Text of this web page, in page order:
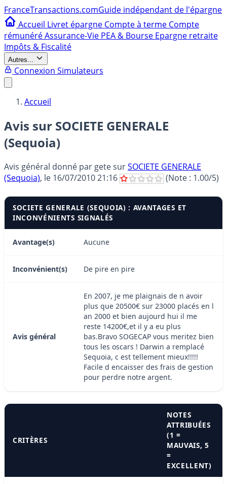
FranceTransactions.comGuide indépendant de l'épargne
Accueil Livret épargne Compte à terme Compte
rémunéréAssurance-Vie PEA & Bourse Epargne retraite
Impôts & Fiscalité
Autres...
Connexion Simulateurs
Accueil
Avis sur SOCIETE GENERALE
(Sequoia)
Avis général donné par getesurSOCIETE GENERALE
(Sequoia), le 16/07/2010 21:16 (Note : 1.00/5)
SOCIETE GENERALE (SEQUOIA) : AVANTAGES ET
INCONVÉNIENTS SIGNALÉS
Avantage(s) Aucune
Inconvénient(s) De pire en pire
Avis général
En 2007, je me plaignais de n avoir
plus que 20500€ sur 23000 placés en l
an 2000 et bien aujourd hui il me
reste 14200€,et il y a eu plus
bas.Bravo SOGECAP vous meritez bien
tous les oscars ! Darwin a remplacé
Sequoia, c est tellement mieux!!!!!
Facile d encaisser des frais de gestion
pour perdre notre argent.
CRITÈRES
NOTES
ATTRIBUÉES
(1 =
MAUVAIS, 5
=
EXCELLENT)